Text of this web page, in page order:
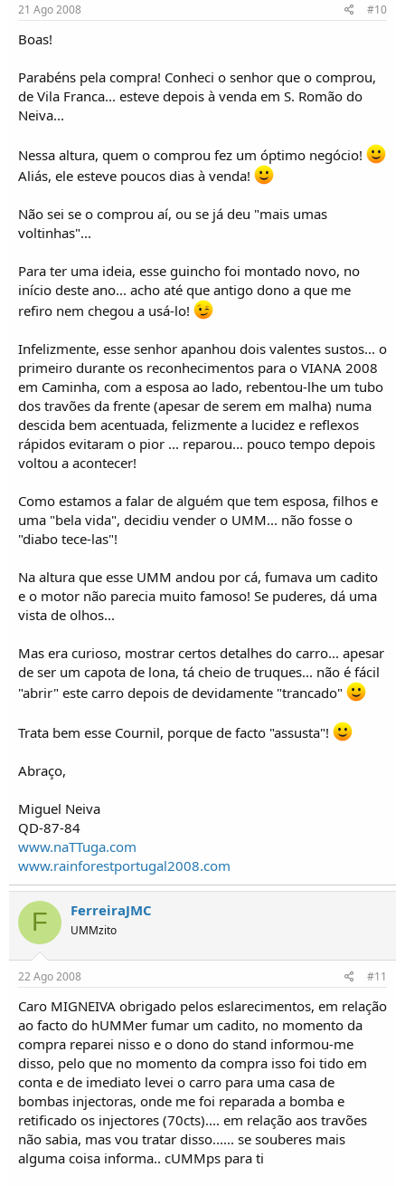
21 Ago 2008 #10
Boas!
Parabéns pela compra! Conheci o senhor que o comprou,
de Vila Franca... esteve depois à venda em S. Romão do
Neiva...
Nessa altura, quem o comprou fez um óptimo negócio!
Aliás, ele esteve poucos dias à venda!
Não sei se o comprou aí, ou se já deu "mais umas
voltinhas"...
Para ter uma ideia, esse guincho foi montado novo, no
início deste ano... acho até que antigo dono a que me
refiro nem chegou a usá-lo!
Infelizmente, esse senhor apanhou dois valentes sustos... o
primeiro durante os reconhecimentos para o VIANA 2008
em Caminha, com a esposa ao lado, rebentou-lhe um tubo
dos travões da frente (apesar de serem em malha) numa
descida bem acentuada, felizmente a lucidez e reflexos
rápidos evitaram o pior ... reparou... pouco tempo depois
voltou a acontecer!
Como estamos a falar de alguém que tem esposa, filhos e
uma "bela vida", decidiu vender o UMM... não fosse o
"diabo tece-las"!
Na altura que esse UMM andou por cá, fumava um cadito
e o motor não parecia muito famoso! Se puderes, dá uma
vista de olhos...
Mas era curioso, mostrar certos detalhes do carro... apesar
de ser um capota de lona, tá cheio de truques... não é fácil
"abrir" este carro depois de devidamente "trancado"
Trata bem esse Cournil, porque de facto "assusta"!
Abraço,
Miguel Neiva
QD-87-84
www.naTTuga.com
www.rainforestportugal2008.com
F FerreiraJMC
UMMzito
22 Ago 2008 #11
Caro MIGNEIVA obrigado pelos eslarecimentos, em relação
ao facto do hUMMer fumar um cadito, no momento da
compra reparei nisso e o dono do stand informou-me
disso, pelo que no momento da compra isso foi tido em
conta e de imediato levei o carro para uma casa de
bombas injectoras, onde me foi reparada a bomba e
retificado os injectores (70cts).... em relação aos travões
não sabia, mas vou tratar disso...... se souberes mais
alguma coisa informa.. cUMMps para ti